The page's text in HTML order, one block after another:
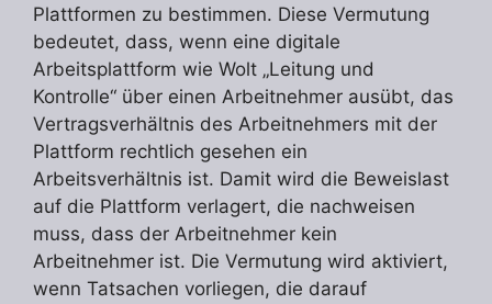
Plattformen zu bestimmen. Diese Vermutung
bedeutet, dass, wenn eine digitale
Arbeitsplattform wie Wolt „Leitung und
Kontrolle“ über einen Arbeitnehmer ausübt, das
Vertragsverhältnis des Arbeitnehmers mit der
Plattform rechtlich gesehen ein
Arbeitsverhältnis ist. Damit wird die Beweislast
auf die Plattform verlagert, die nachweisen
muss, dass der Arbeitnehmer kein
Arbeitnehmer ist. Die Vermutung wird aktiviert,
wenn Tatsachen vorliegen, die darauf